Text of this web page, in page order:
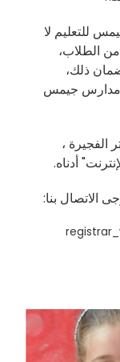
للتعليم لا
من الطلاب،
ذلك،
مدارس جيمس
الفجيرة ،
أدناه.
الاتصال بنا: